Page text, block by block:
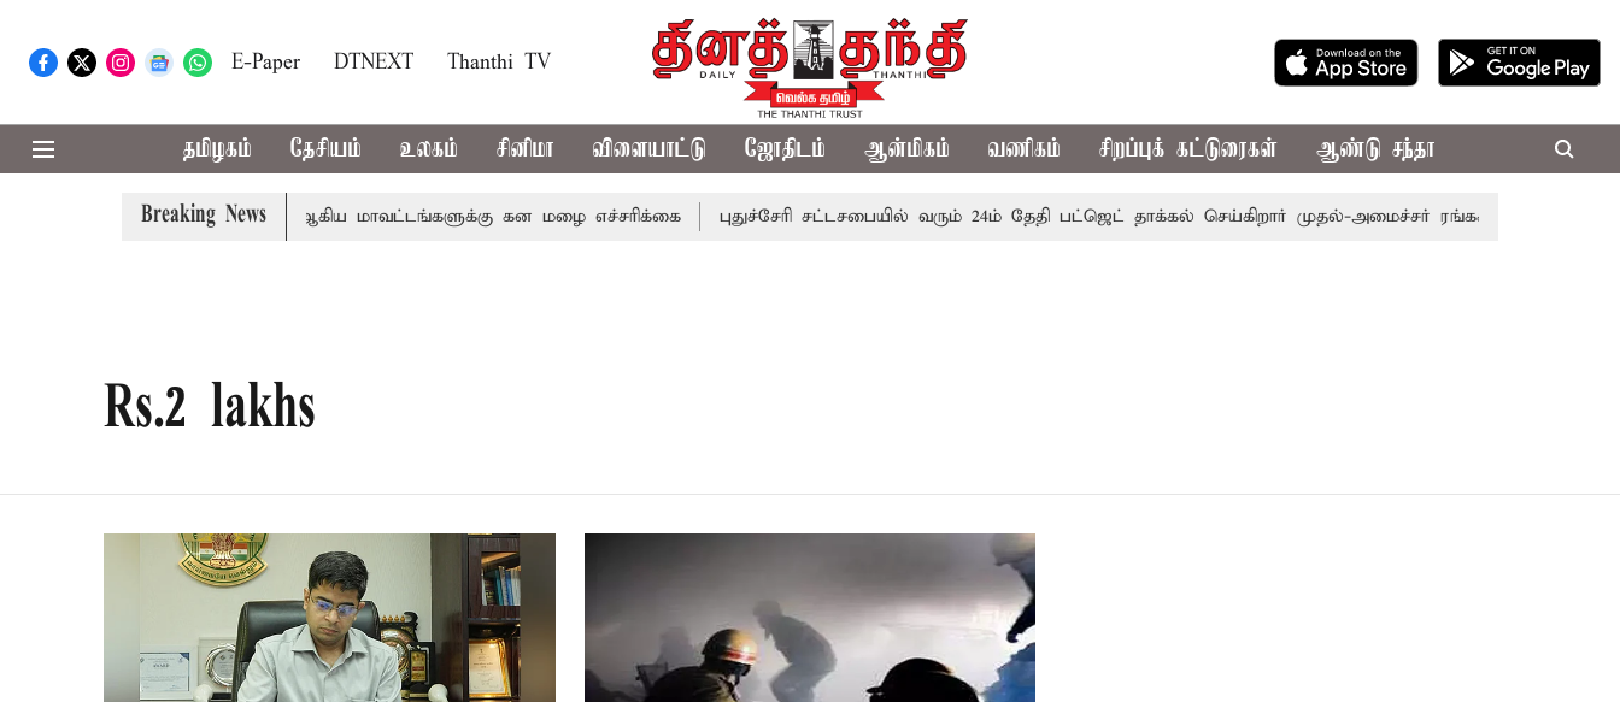
E-Paper DTNEXT Thanthi TV
தமிழகம் தேசியம் உலகம் சினிமா விளையாட்டு ஜோதிடம் ஆன்மிகம் வணிகம் சிறப்புக் கட்டுரைகள் ஆண்டு சந்தா
Breaking News
கோவை, தேனி,நீலகிரி ஆகிய மாவட்டங்களுக்கு கன மழை எச்சரிக்கை புதுச்சேரி சட்டசபையில் வரும் 24ம் தேதி பட்ஜெட் தாக்கல் செய்கிறார் முதல்-அமைச்சர் ரங்கசாமி
Rs.2 lakhs